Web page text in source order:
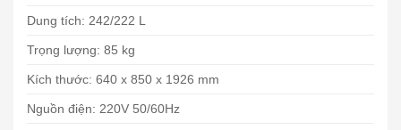
Dung tích: 242/222 L
Trọng lượng: 85 kg
Kích thước: 640 x 850 x 1926 mm
Nguồn điện: 220V 50/60Hz